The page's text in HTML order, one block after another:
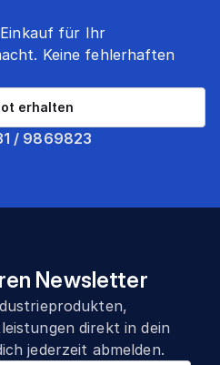
Einkauf für Ihr
Keine fehlerhaften
/ 9869823
erhalten
Newsletter
direkt in dein
jederzeit abmelden.